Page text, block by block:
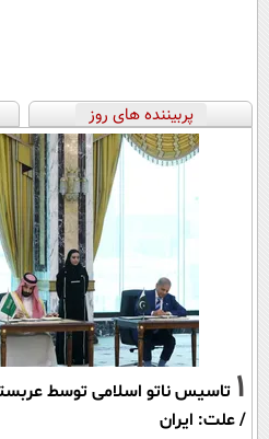
پربیننده های روز
1 تاسیس ناتو اسلامی توسط
/ علت: ایران